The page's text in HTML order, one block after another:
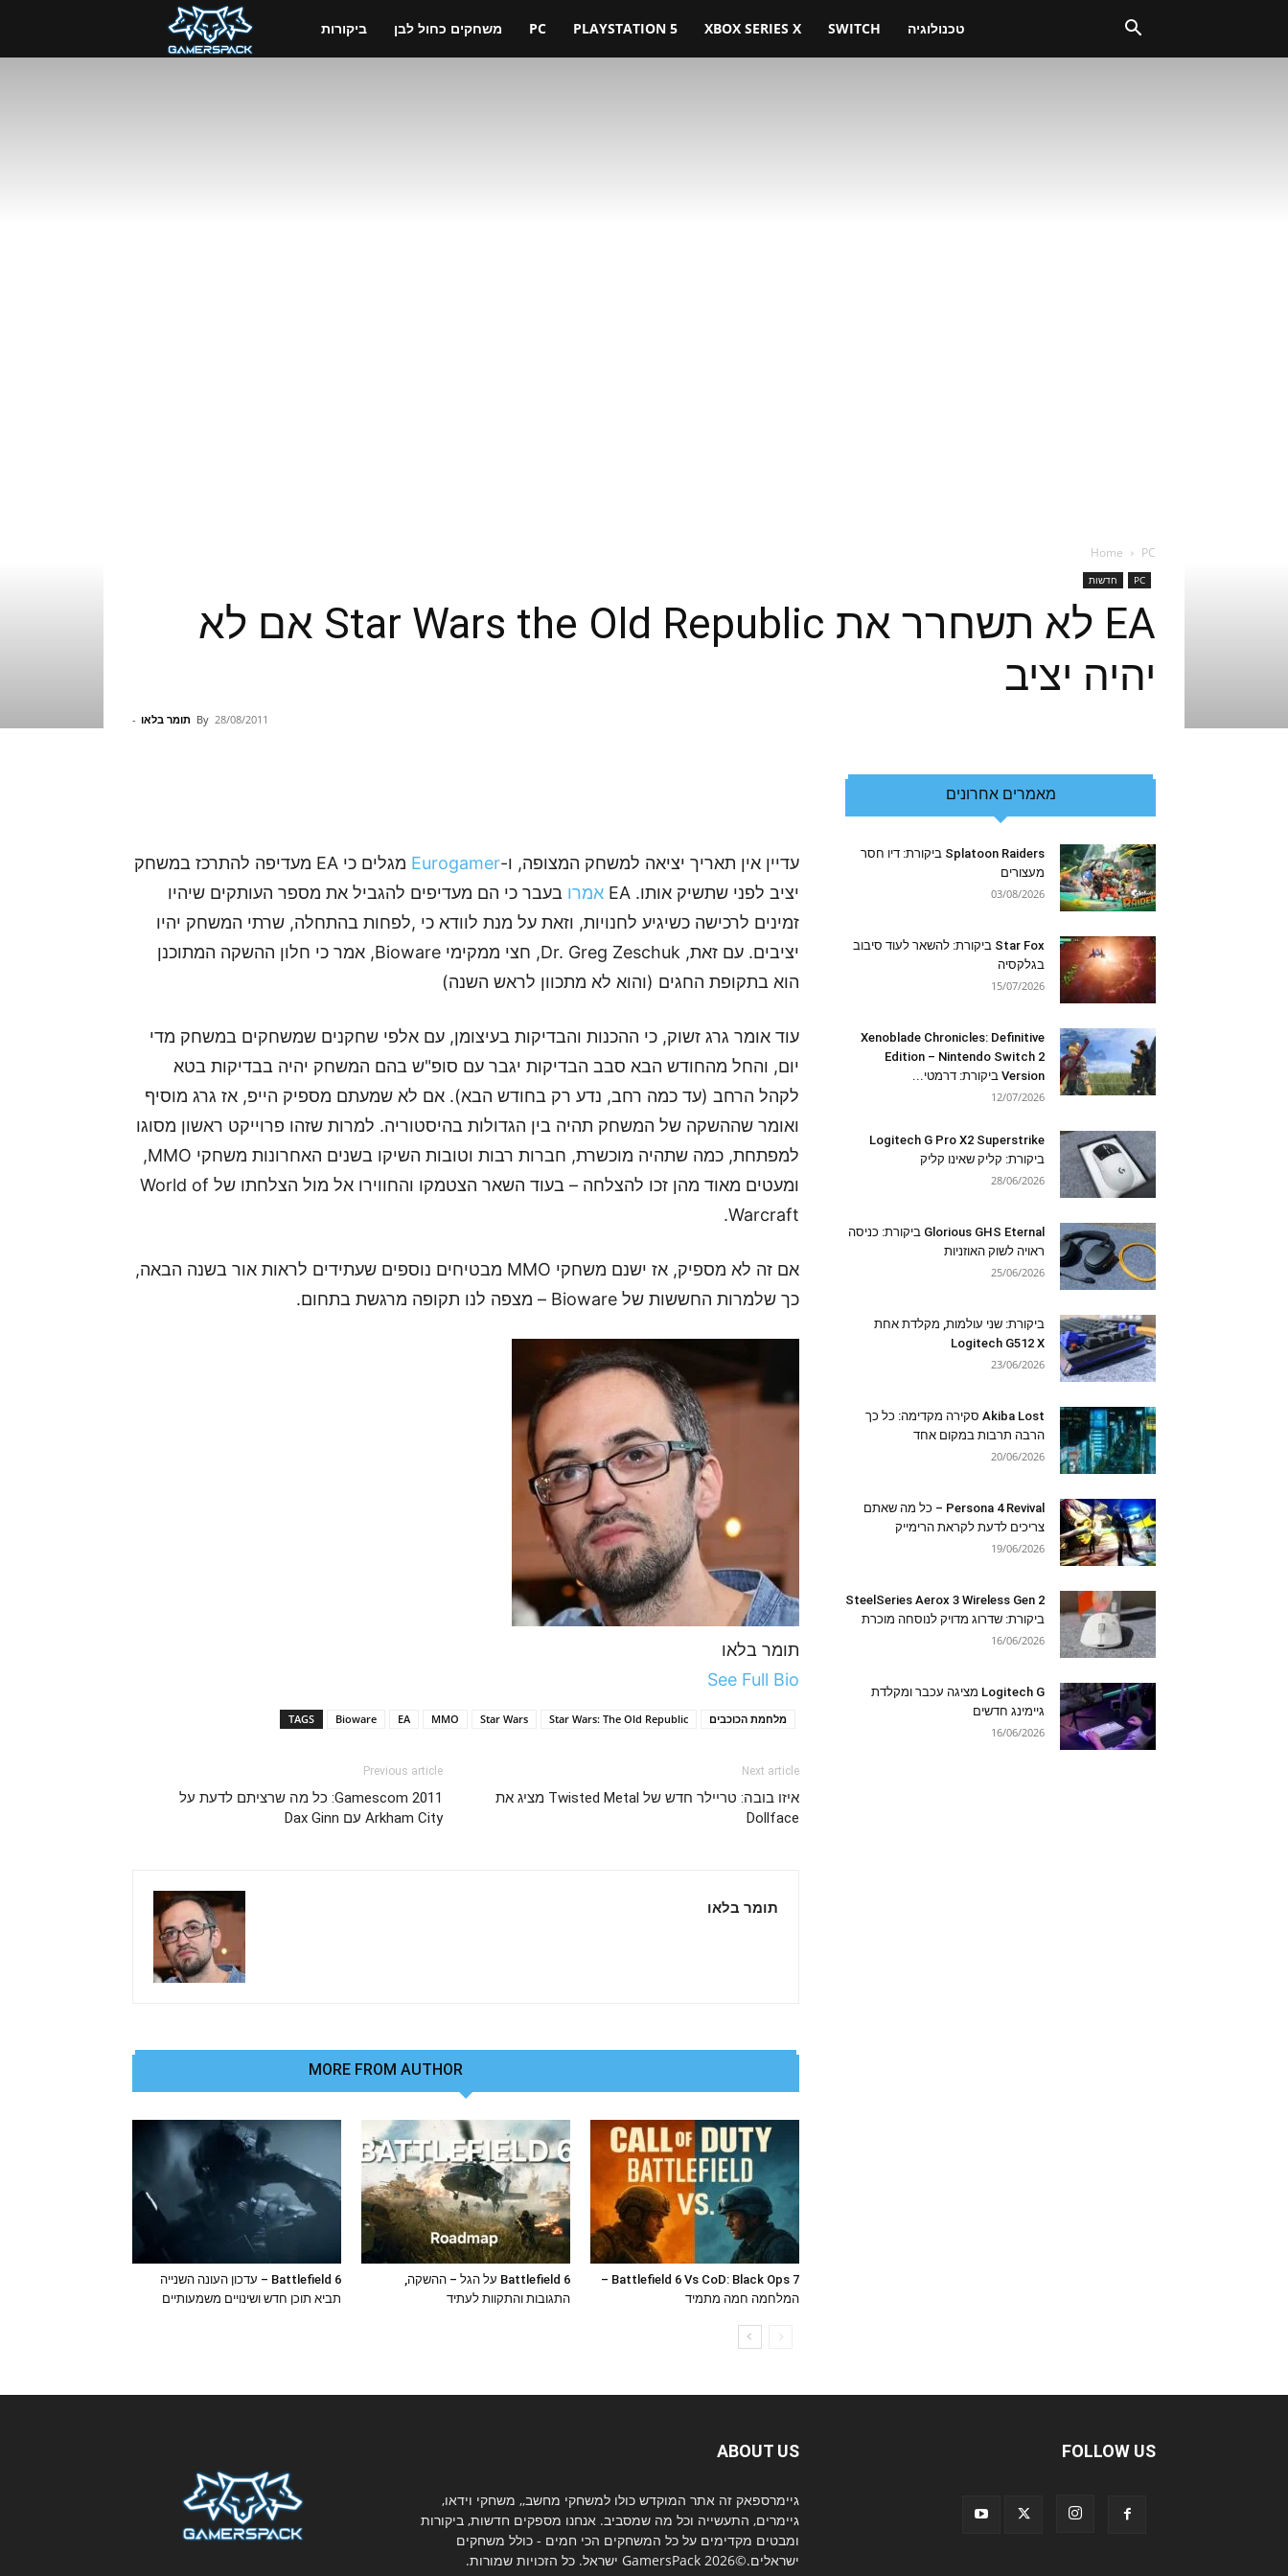
ביקורות משחקים כחול לבן PC PLAYSTATION 5 XBOX SERIES X SWITCH טכנולוגיה
Home PC
PC חדשות
EA לא תשחרר את Star Wars the Old Republic אם לא
יהיה יציב
By תומר בלאו - 28/08/2011
עדיין אין תאריך יציאה למשחק המצופה, ו-Eurogamer
מגלים כי EA מעדיפה להתרכז במשחק
יציב לפני שתשיק אותו. EA
אמרו בעבר כי הם מעדיפים להגביל את מספר העותקים שיהיו
זמינים לרכישה כשיגיע לחנויות, וזאת על מנת לוודא כי ,לפחות בהתחלה, שרתי המשחק יהיו
יציבים. עם זאת, Dr. Greg Zeschuk, חצי ממקימי Bioware, אמר כי חלון ההשקה המתוכנן
הוא בתקופת החגים (והוא לא מתכוון לראש השנה)
עוד אומר גרג זשוק, כי ההכנות והבדיקות בעיצומן, עם אלפי שחקנים שמשחקים במשחק מדי
יום, והחל מהחודש הבא סבב הבדיקות יגבר עם סופ"ש בהם המשחק יהיה בבדיקות בטא
לקהל הרחב (עד כמה רחב, נדע רק בחודש הבא). אם לא שמעתם מספיק הייפ, אז גרג מוסיף
ואומר שההשקה של המשחק תהיה בין הגדולות בהיסטוריה. למרות שזהו פרוייקט ראשון מסוגו
למפתחת, כמה שתהיה מוכשרת, חברות רבות וטובות השיקו בשנים האחרונות משחקי MMO,
ומעטים מאוד מהן זכו להצלחה – בעוד השאר הצטמקו והחווירו אל מול הצלחתו של World of
Warcraft.
אם זה לא מספיק, אז ישנם משחקי MMO מבטיחים נוספים שעתידים לראות אור בשנה הבאה,
כך שלמרות החששות של Bioware – מצפה לנו תקופה מרגשת בתחום.
תומר בלאו
See Full Bio
TAGS Bioware EA MMO Star Wars Star Wars: The Old Republic מלחמת הכוכבים
Previous article
Gamescom 2011: כל מה שרציתם לדעת על
Arkham City עם Dax Ginn
Next article
איזו בובה: טריילר חדש של Twisted Metal מציג את
Dollface
תומר בלאו
MORE FROM AUTHOR
Battlefield 6 – עדכון העונה השנייה
תביא תוכן חדש ושינויים משמעותיים
Battlefield 6 על הגל – ההשקה,
התגובות והתקוות לעתיד
Battlefield 6 Vs CoD: Black Ops 7 –
המלחמה חמה מתמיד
מאמרים אחרונים
Splatoon Raiders ביקורת: דיו חסר
מעצורים
03/08/2026
Star Fox ביקורת: להשאר לעוד סיבוב
בגלקסיה
15/07/2026
Xenoblade Chronicles: Definitive
Edition – Nintendo Switch 2
Version ביקורת: דרמטי...
12/07/2026
Logitech G Pro X2 Superstrike
ביקורת: קליק שאינו קליק
28/06/2026
Glorious GHS Eternal ביקורת: כניסה
ראויה לשוק האוזניות
25/06/2026
ביקורת: שני עולמות, מקלדת אחת
Logitech G512 X
23/06/2026
Akiba Lost סקירה מקדימה: כל כך
הרבה תרבות במקום אחד
20/06/2026
Persona 4 Revival – כל מה שאתם
צריכים לדעת לקראת הרימייק
19/06/2026
SteelSeries Aerox 3 Wireless Gen 2
ביקורת: שדרוג מדויק לנוסחה מוכרת
16/06/2026
Logitech G מציגה עכבר ומקלדת
גיימינג חדשים
16/06/2026
ABOUT US
גיימרספאק זה אתר המוקדש כולו למשחקי מחשב,, משחקי וידאו,
גיימרים, התעשייה וכל מה שמסביב. אנחנו מספקים חדשות, ביקורות
ומבטים מקדימים על כל המשחקים הכי חמים - כולל משחקים
ישראלים.©2026 GamersPack ישראל. כל הזכויות שמורות.
FOLLOW US